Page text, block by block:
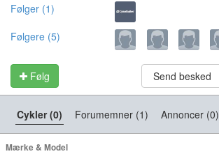
Følger (1)
Følgere (5)
Følg Send besked
Cykler (0) Forumemner (1) Annoncer (0)
Mærke & Model